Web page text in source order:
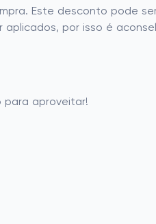
Este desconto pode
por isso é
para aproveitar!